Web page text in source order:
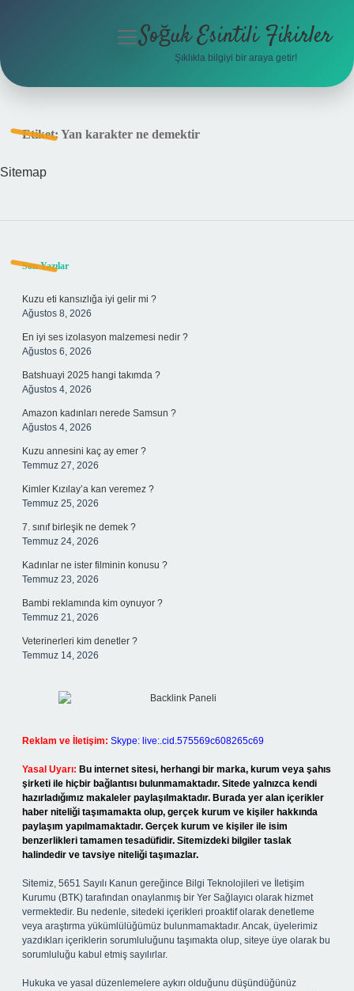
menüyü
Soğuk Esintili Fikirler
Şıklıkla bilgiyi bir araya getir!
Etiket: Yan karakter ne demektir
Sitemap
Sidebar
Son Yazılar
Kuzu eti kansızlığa iyi gelir mi ?
Ağustos 8, 2026
En iyi ses izolasyon malzemesi nedir ?
Ağustos 6, 2026
Batshuayi 2025 hangi takımda ?
Ağustos 4, 2026
Amazon kadınları nerede Samsun ?
Ağustos 4, 2026
Kuzu annesini kaç ay emer ?
Temmuz 27, 2026
Kimler Kızılay’a kan veremez ?
Temmuz 25, 2026
7. sınıf birleşik ne demek ?
Temmuz 24, 2026
Kadınlar ne ister filminin konusu ?
Temmuz 23, 2026
Bambi reklamında kim oynuyor ?
Temmuz 21, 2026
Veterinerleri kim denetler ?
Temmuz 14, 2026
Reklam ve İletişim: Skype: live:.cid.575569c608265c69
Yasal Uyarı: Bu internet sitesi, herhangi bir marka, kurum veya şahıs
şirketi ile hiçbir bağlantısı bulunmamaktadır. Sitede yalnızca kendi
hazırladığımız makaleler paylaşılmaktadır. Burada yer alan içerikler
haber niteliği taşımamakta olup, gerçek kurum ve kişiler hakkında
paylaşım yapılmamaktadır. Gerçek kurum ve kişiler ile isim
benzerlikleri tamamen tesadüfidir. Sitemizdeki bilgiler taslak
halindedir ve tavsiye niteliği taşımazlar.
Sitemiz, 5651 Sayılı Kanun gereğince Bilgi Teknolojileri ve İletişim
Kurumu (BTK) tarafından onaylanmış bir Yer Sağlayıcı olarak hizmet
vermektedir. Bu nedenle, sitedeki içerikleri proaktif olarak denetleme
veya araştırma yükümlülüğümüz bulunmamaktadır. Ancak, üyelerimiz
yazdıkları içeriklerin sorumluluğunu taşımakta olup, siteye üye olarak bu
sorumluluğu kabul etmiş sayılırlar.
Hukuka ve yasal düzenlemelere aykırı olduğunu düşündüğünüz